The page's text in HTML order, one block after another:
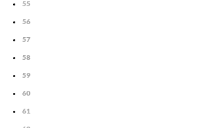
55
56
57
58
59
60
61